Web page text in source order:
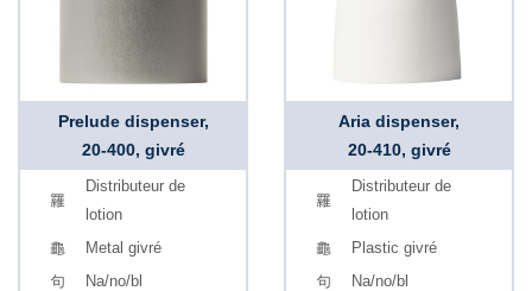
Prelude dispenser,
20-400, givré
Distributeur de
lotion
Metal givré
Na/no/bl
Aria dispenser,
20-410, givré
Distributeur de
lotion
Plastic givré
Na/no/bl